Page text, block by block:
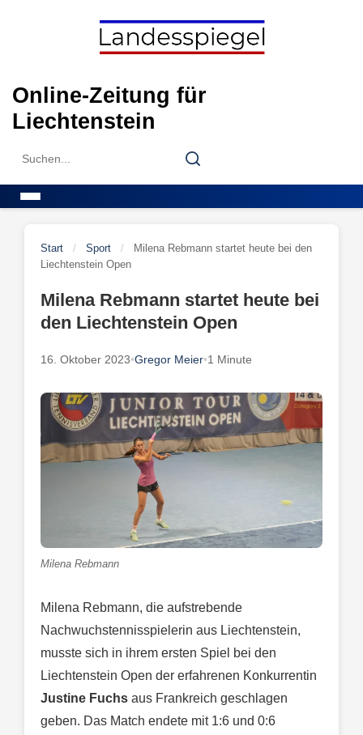
Online-Zeitung für
Liechtenstein
Search
Search
Start / Sport /
Milena Rebmann startet heute bei den
Liechtenstein Open
Milena Rebmann startet heute bei
den Liechtenstein Open
16. Oktober 2023•Gregor Meier•1 Minute
Milena Rebmann
Milena Rebmann, die aufstrebende
Nachwuchstennisspielerin aus Liechtenstein,
musste sich in ihrem ersten Spiel bei den
Liechtenstein Open der erfahrenen Konkurrentin
Justine Fuchs aus Frankreich geschlagen
geben. Das Match endete mit 1:6 und 0:6